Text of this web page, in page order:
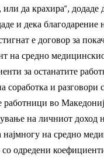
да крахира“, додаде
и дека благодарение
е договор за
на средно
за останатите
соработка и разговори
работници во
на личниот доход
на средно
одредени